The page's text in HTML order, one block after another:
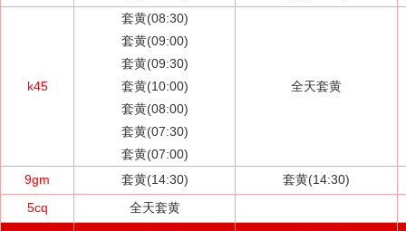
k45
套黄(08:30)
套黄(09:00)
套黄(09:30)
套黄(10:00)
套黄(08:00)
套黄(07:30)
套黄(07:00)
全天套黄
9gm 套黄(14:30)
套黄(14:30)
5cq
全天套黄